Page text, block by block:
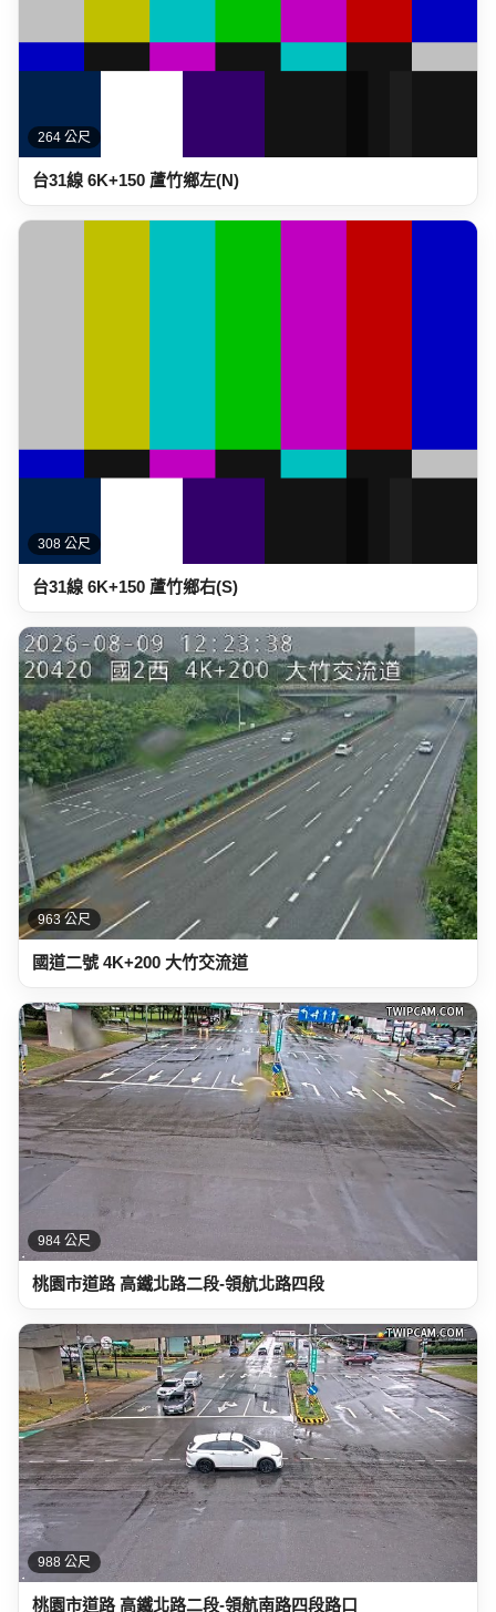
264 公尺
台31線 6K+150 蘆竹鄉左(N)
308 公尺
台31線 6K+150 蘆竹鄉右(S)
963 公尺
國道二號 4K+200 大竹交流道
984 公尺
桃園市道路 高鐵北路二段-領航北路四段
988 公尺
桃園市道路 高鐵北路二段-領航南路四段路口